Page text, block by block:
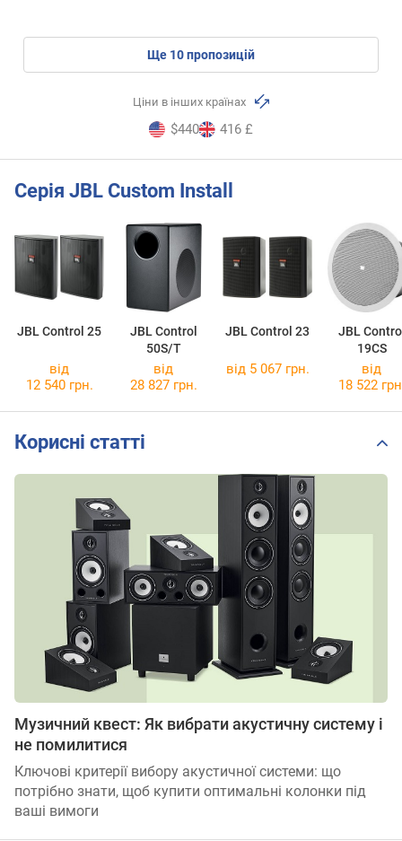
ще 10пропозицій
Ціни в інших країнах
$440 416 £
Серія JBL Custom Install
JBL Control 25
JBL Control
50S/T
JBL Control 23
JBL
19CS
від
12 540 грн.
від
28 827 грн.
від 5 067 грн.
від
18 522
Корисні статті
Музичний квест: Як вибрати акустичну систему і
не помилитися
Ключові критерії вибору акустичної системи: що
потрібно знати, щоб купити оптимальні колонки під
ваші вимоги